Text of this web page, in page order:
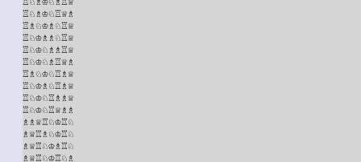
♖♘♗♔♘♖♕♗
♖♗♘♔♗♘♖♕
♖♘♔♗♗♘♖♕
♖♘♔♘♗♗♖♕
♖♘♔♘♗♖♕♗
♖♗♘♔♘♖♗♕
♖♘♔♗♘♖♗♕
♖♘♔♘♖♗♗♕
♖♘♔♘♖♕♗♗
♗♗♕♖♘♔♖♘
♗♕♖♗♘♔♖♘
♗♕♖♘♔♗♖♘
♗♕♖♘♔♖♘♗